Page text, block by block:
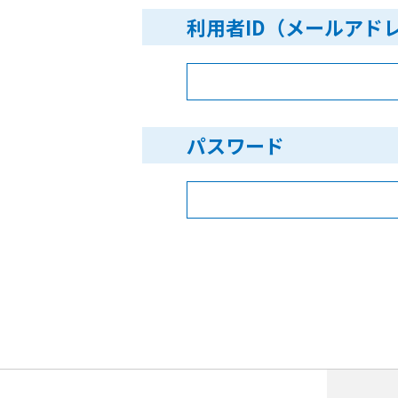
利用者ID（メールアド
パスワード